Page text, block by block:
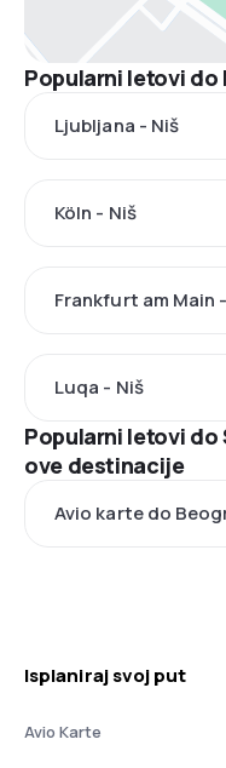
Popularni letovi do
Ljubljana - Niš
Köln - Niš
Frankfurt am Main
Luqa - Niš
Popularni letovi
ove destinacije
Avio karte do
Isplaniraj svoj put
Avio Karte